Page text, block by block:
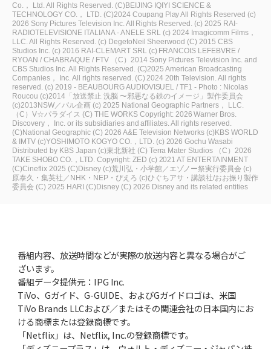
Co.， Ltd. All Rights Reserved. (C)BEIJING IQIYI SCIENCE &
TECHNOLOGY CO.， LTD. (C)2024 Coupang Play All Rights Reserved (c)
2026 Sony Pictures Television Inc. All Rights Reserved. (c) 2025 RAI-
RADIOTELEVISIONE ITALIANA - ANELE SRL (c) 2024 Imagicomm Films，
LLC. All Rights Reserved. (c) DegetoNeil Sheerwood (C) 2015 CBS
Studios Inc. (c) 2016 RAI-CLEMART SRL (c) FRANCOIS LEFEBVRE /
RYOAN / CHABRAQUE / FTV
（C）2014 Sony Pictures Television Inc. and
CBS Studios Inc. All Rights Reserved. (C)2025 American Broadcasting
Companies， Inc. All rights reserved. (C) 2024 20th Television. All rights
reserved. (c) 2019 - BEAUBOURG AUDIOVISUEL / TF1 - Photo : Nicolas
Roucou (c)2014「放送禁止 洗脳 〜邪悪なる鉄のイメージ」製作委員会
(c)2013NSW／パル企画 (c) 2025 National Geographic Partners， LLC.
（C）V☆パラダイス (C) THE WORKS Copyright: 2026 Warner Bros.
Discovery， Inc. or its subsidiaries and affiliates. All rights reserved.
(C)National Geographic (C) 2026 A&E Television Networks (c)KBS WORLD
& IMTV (c)YOSHIMOTO KOGYO CO.，LTD. (c) 2026 Gochu Wasabi
Distributed by KBS Japan (c)東北新社 (C) Terra Mater Studios
（C）2026
TAKE SHOBO CO.，LTD. Copyright: ZED (c) 2021 AT ENTERTAINMENT
(C)Cineflix 2025 (C)Disney (c)荒川弘・小学館／エゾノー祭実行委員会 (c)
原泰久・集英社／NHK・NEP・ぴえろ (c)ひぐちアサ・講談社/おお振り製作
委員会 (C) 2025 HARI (C)Disney (C) 2026 Disney and its related entities
番組内容、放送時間などが実際の放送内容と異なる場合がご
ざいます。
番組データ提供元：IPG Inc.
TiVo、Gガイド、G-GUIDE、およびGガイドロゴは、米国
TiVo Brands LLCおよび／またはその関連会社の日本国内にお
ける商標または登録商標です。
「Netflix」は、Netflix, Inc.の登録商標です。